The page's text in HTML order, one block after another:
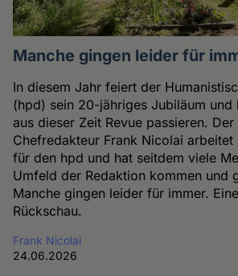
Manche gingen leider für
In diesem Jahr feiert der
(hpd) sein 20-jähriges Jubiläum und
aus dieser Zeit Revue passieren.
Chefredakteur Frank Nicolai
für den hpd und hat seitdem viele
Umfeld der Redaktion kommen und
Manche gingen leider für immer.
Rückschau.
Frank Nicolai
24.06.2026